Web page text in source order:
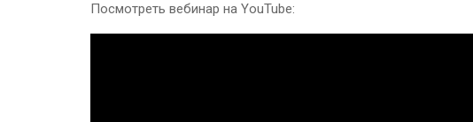
Посмотреть вебинар на YouTube: